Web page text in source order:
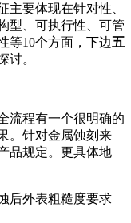
主要体现在针对性、
型、可执行性、可管
等10个方面，下边五
讨。
流程有一个很明确的
。针对金属蚀刻来
品规定。更具体地
后外表粗糙度要求